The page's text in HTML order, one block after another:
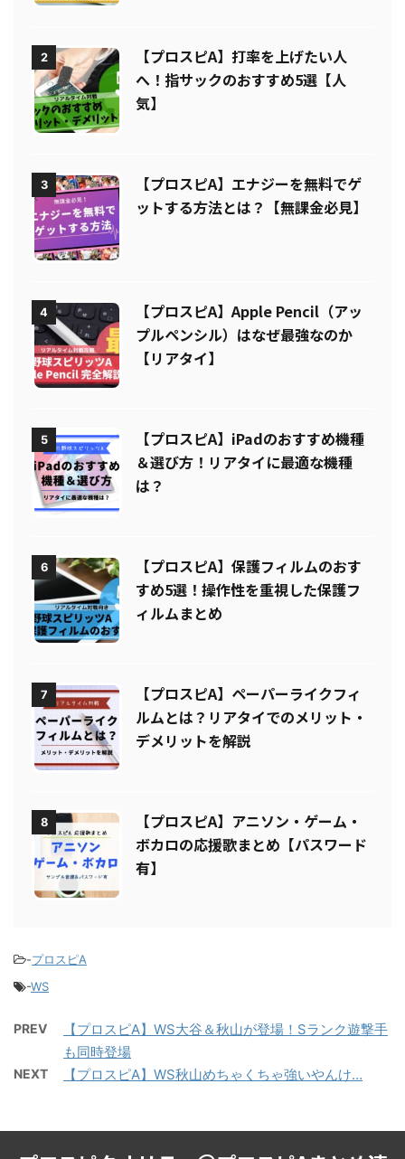
2
【プロスピA】打率を上げたい人
へ！指サックのおすすめ5選【人
気】
3
【プロスピA】エナジーを無料でゲ
ットする方法とは？【無課金必見】
4
【プロスピA】Apple Pencil（アッ
プルペンシル）はなぜ最強なのか
【リアタイ】
5
【プロスピA】iPadのおすすめ機種
＆選び方！リアタイに最適な機種
は？
6
【プロスピA】保護フィルムのおす
すめ5選！操作性を重視した保護フ
ィルムまとめ
7
【プロスピA】ペーパーライクフィ
ルムとは？リアタイでのメリット・
デメリットを解説
8
【プロスピA】アニソン・ゲーム・
ボカロの応援歌まとめ【パスワード
有】
-プロスピA
-WS
PREV
【プロスピA】WS大谷＆秋山が登場！Sランク遊撃手
も同時登場
NEXT 【プロスピA】WS秋山めちゃくちゃ強いやんけ…